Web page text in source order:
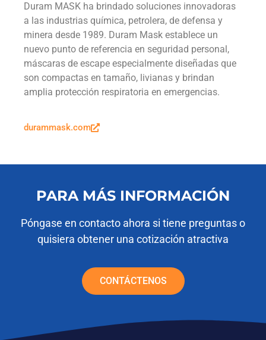
Duram MASK ha brindado soluciones innovadoras
a las industrias química, petrolera, de defensa y
minera desde 1989. Duram Mask establece un
nuevo punto de referencia en seguridad personal,
máscaras de escape especialmente diseñadas que
son compactas en tamaño, livianas y brindan
amplia protección respiratoria en emergencias.
durammask.com
PARA MÁS INFORMACIÓN
Póngase en contacto ahora si tiene preguntas o
quisiera obtener una cotización atractiva
CONTÁCTENOS